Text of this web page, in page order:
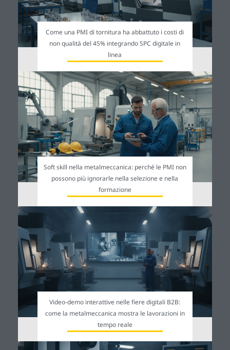
Come una PMI di tornitura ha abbattuto i costi di
non qualità del 45% integrando SPC digitale in
linea
Soft skill nella metalmeccanica: perché le PMI non
possono più ignorarle nella selezione e nella
formazione
Video-demo interattive nelle fiere digitali B2B:
come la metalmeccanica mostra le lavorazioni in
tempo reale